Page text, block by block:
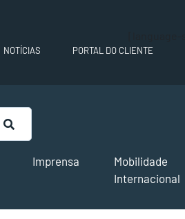
NOTÍCIAS PORTAL DO CLIENTE
Imprensa
Mobilidade
Internacional